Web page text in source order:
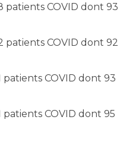
patients COVID dont 93
patients COVID dont 92
patients COVID dont 93
patients COVID dont 95